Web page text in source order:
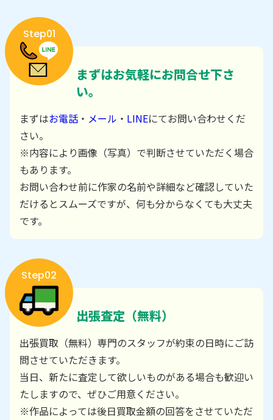
Step01
まずはお気軽にお問合せ下さ
い。
まずはお電話 ・ メール ・ LINEにてお問い合わせくだ
さい。
※内容により画像（写真）で判断させていただく場合
もあります。
お問い合わせ前に作家の名前や詳細など確認していた
だけるとスムーズですが、何も分からなくても大丈夫
です。
Step02
出張査定（無料）
出張買取（無料）専門のスタッフが約束の日時にご訪
問させていただきます。
当日、新たに査定して欲しいものがある場合も歓迎い
たしますので、ぜひご用意ください。
※作品によっては後日買取金額の回答をさせていただ